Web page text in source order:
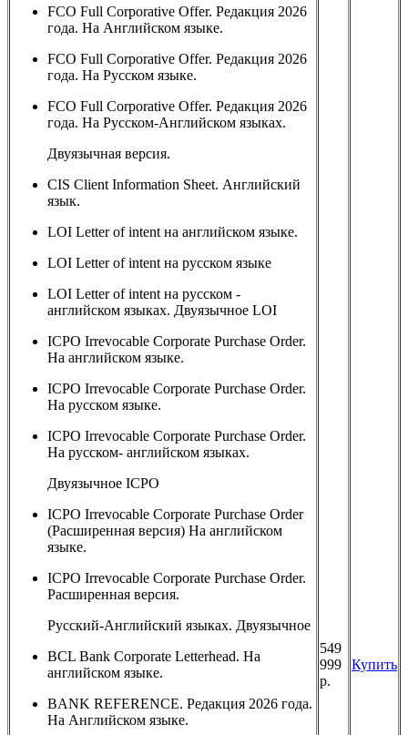
FCO Full Corporative Offer. Редакция 2026
года. На Английском языке.
FCO Full Corporative Offer. Редакция 2026
года. На Русском языке.
FCO Full Corporative Offer. Редакция 2026
года. На Русском-Английском языках.
Двуязычная версия.
CIS Client Information Sheet. Английский
язык.
LOI Letter of intent на английском языке.
LOI Letter of intent на русском языке
LOI Letter of intent на русском -
английском языках. Двуязычное LOI
ICPO Irrevocable Corporate Purchase Order.
На английском языке.
ICPO Irrevocable Corporate Purchase Order.
На русском языке.
ICPO Irrevocable Corporate Purchase Order.
На русском- английском языках.
Двуязычное ICPO
ICPO Irrevocable Corporate Purchase Order
(Расширенная версия) На английском
языке.
ICPO Irrevocable Corporate Purchase Order.
Расширенная версия.
Русский-Английский языках. Двуязычное
BCL Bank Corporate Letterhead. На
английском языке.
BANK REFERENCE. Редакция 2026 года.
На Английском языке.
549
999
р.
Купить